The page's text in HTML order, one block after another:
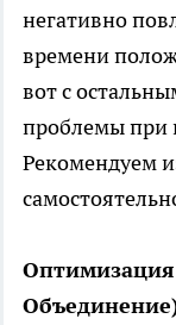
негативно
времени
вот с
проблемы при
Рекомендуем